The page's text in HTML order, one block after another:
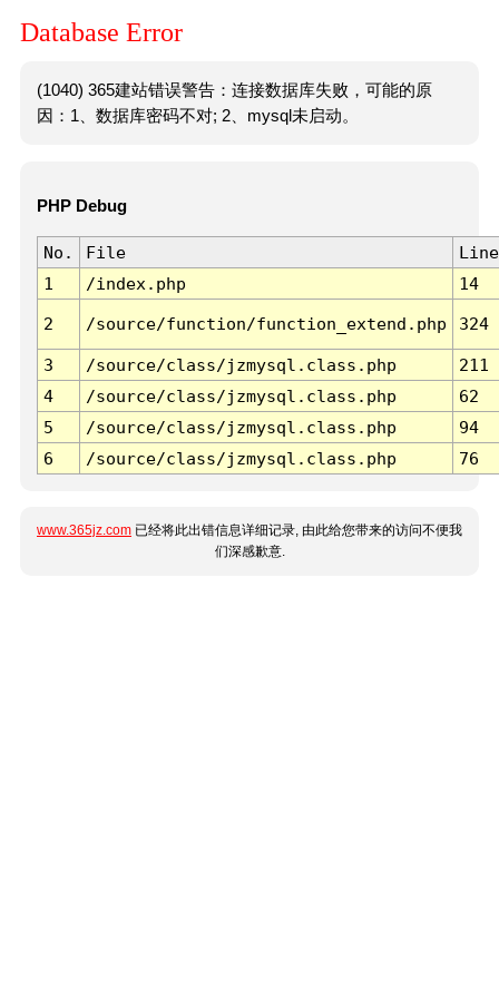
Database Error
(1040) 365建站错误警告：连接数据库失败，可能的原
因：1、数据库密码不对; 2、mysql未启动。
PHP Debug
No. File
Line
1
/index.php 14
2 /source/function/function_extend.php 324
3 /source/class/jzmysql.class.php
211
4
/source/class/jzmysql.class.php
62
5
/source/class/jzmysql.class.php
94
6
/source/class/jzmysql.class.php 76
www.365jz.com 已经将此出错信息详细记录, 由此给您带来的访问不便我
们深感歉意.